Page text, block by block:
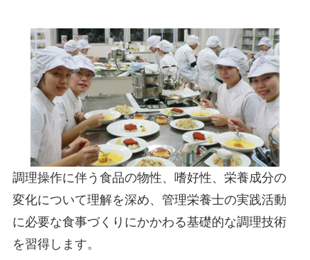
調理操作に伴う食品の物性、嗜好性、栄養成分の
変化について理解を深め、管理栄養士の実践活動
に必要な食事づくりにかかわる基礎的な調理技術
を習得します。